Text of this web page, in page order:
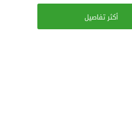
أكثر تفاصيل